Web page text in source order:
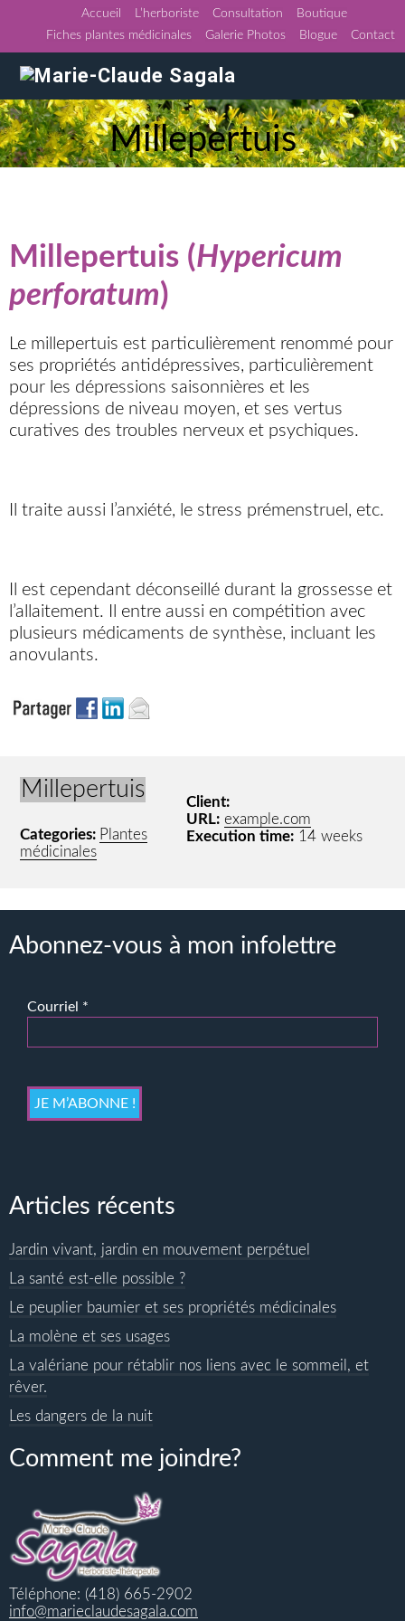
Accueil L’herboriste Consultation
Boutique
Fiches plantes médicinales
Galerie Photos Blogue Contact
Millepertuis
Millepertuis (Hypericum
perforatum)
Le millepertuis est particulièrement renommé pour
ses propriétés antidépressives, particulièrement
pour les dépressions saisonnières et les
dépressions de niveau moyen, et ses vertus
curatives des troubles nerveux et psychiques.
Il traite aussi l’anxiété, le stress prémenstruel, etc.
Il est cependant déconseillé durant la grossesse et
l’allaitement. Il entre aussi en compétition avec
plusieurs médicaments de synthèse, incluant les
anovulants.
Client:
URL: example.com
Execution time: 14 weeks
Millepertuis
Categories: Plantes
médicinales
Abonnez-vous à mon infolettre
Courriel *
Articles récents
Jardin vivant, jardin en mouvement perpétuel
La santé est-elle possible ?
Le peuplier baumier et ses propriétés médicinales
La molène et ses usages
La valériane pour rétablir nos liens avec le sommeil, et
rêver.
Les dangers de la nuit
Comment me joindre?
Téléphone: (418) 665-2902
info@marieclaudesagala.com